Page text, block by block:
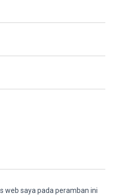
web saya pada peramban ini